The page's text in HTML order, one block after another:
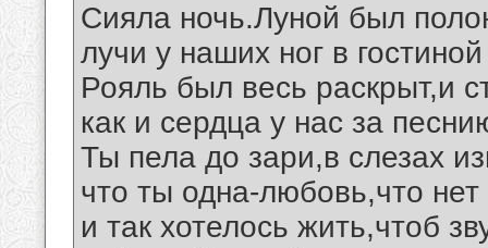
Сияла ночь.Луной был
лучи у наших ног в
Рояль был весь раскрыт,и
как и сердца у нас за
Ты пела до зари,в слезах
что ты одна-любовь,что
и так хотелось жить,чтоб